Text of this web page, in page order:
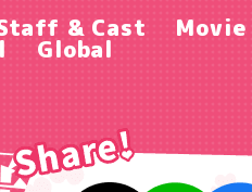
& Cast Movie
Global